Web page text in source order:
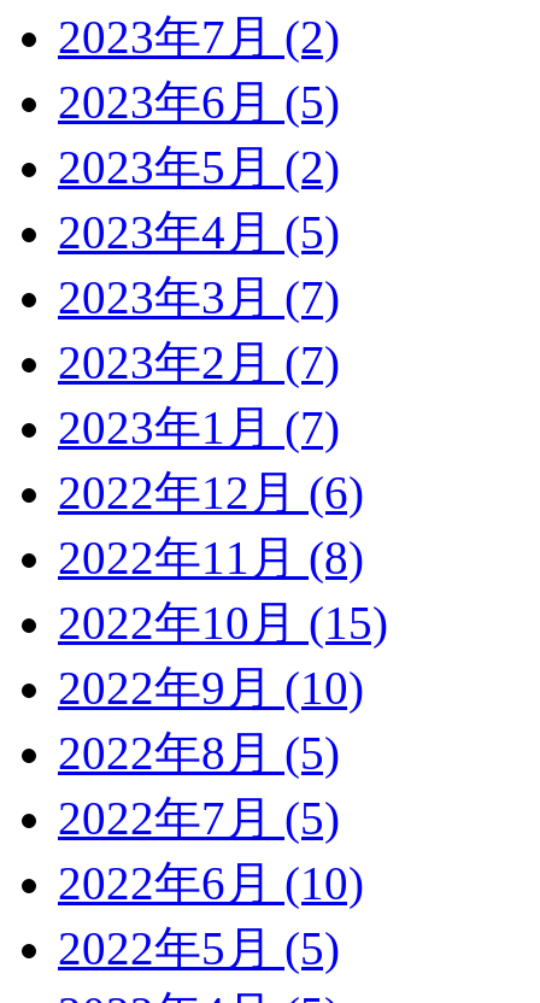
2023年7月 (2)
2023年6月 (5)
2023年5月 (2)
2023年4月 (5)
2023年3月 (7)
2023年2月 (7)
2023年1月 (7)
2022年12月 (6)
2022年11月 (8)
2022年10月 (15)
2022年9月 (10)
2022年8月 (5)
2022年7月 (5)
2022年6月 (10)
2022年5月 (5)